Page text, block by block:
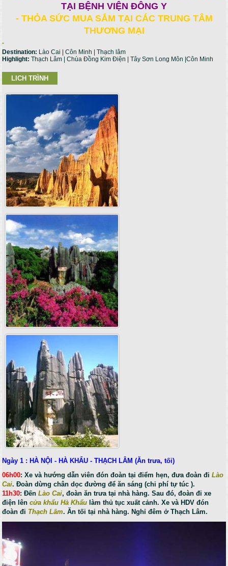
TẠI BỆNH VIỆN ĐÔNG Y
- THỎA SỨC MUA SẮM TẠI CÁC TRUNG TÂM
THƯƠNG MẠI
-
Destination: Lào Cai | Côn Minh | Thạch lâm
Highlight:Thạch Lâm | Chùa Đồng Kim Điện | Tây Sơn Long Môn |Côn Minh
LICH TRÌNH
Ngày 1 : HÀ NỘI - HÀ KHẨU - THẠCH LÂM (Ăn trưa, tối)
06h00: Xe và hướng dẫn viên đón đoàn tại điểm hẹn, đưa đoàn điLào
Cai. Đoàn dừng chân dọc đường để ăn sáng (chi phí tự túc ).
11h30: ĐếnLào Cai, đoàn ăn trưa tại nhà hàng. Sau đó, đoàn đi xe
điện lên cửa khẩu Hà Khẩu làm thủ tục xuất cảnh. Xe và HDV đón
đoàn đi Thạch Lâm. Ăn tối tại nhà hàng. Nghỉ đêm ở Thạch Lâm.